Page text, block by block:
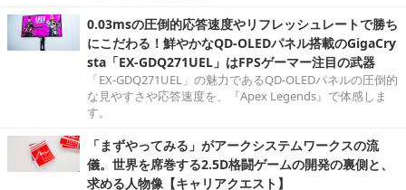
0.03msの圧倒的応答速度やリフレッシュレートで勝ち
にこだわる！鮮やかなQD-OLEDパネル搭載のGigaCry
sta「EX-GDQ271UEL」はFPSゲーマー注目の武器
「EX-GDQ271UEL」の魅力であるQD-OLEDパネルの圧倒的
な見やすさや応答速度を、『Apex Legends』で体感しま
す。
「まずやってみる」がアークシステムワークスの流
儀。世界を席巻する2.5D格闘ゲームの開発の裏側と、
求める人物像【キャリアクエスト】